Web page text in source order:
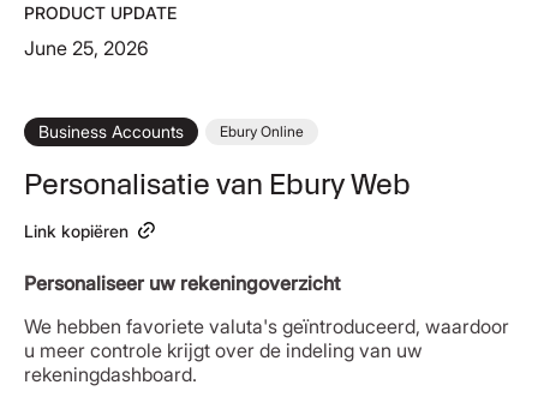
PRODUCT UPDATE
June 25, 2026
Business Accounts Ebury Online
Personalisatie van Ebury Web
Link kopiëren
Personaliseer uw rekeningoverzicht
We hebben favoriete valuta's geïntroduceerd, waardoor
u meer controle krijgt over de indeling van uw
rekeningdashboard.